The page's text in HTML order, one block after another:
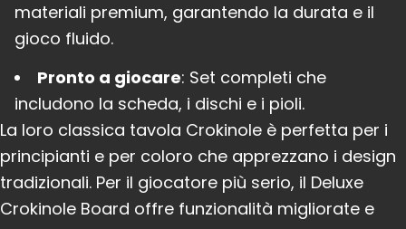
materiali premium, garantendo la durata e il
gioco fluido.
Pronto a giocare: Set completi che
includono la scheda, i dischi e i pioli.
La loro classica tavola Crokinole è perfetta per i
principianti e per coloro che apprezzano i design
tradizionali. Per il giocatore più serio, il Deluxe
Crokinole Board offre funzionalità migliorate e